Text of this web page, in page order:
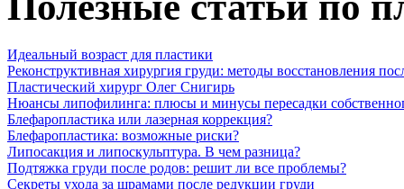
Идеальный возраст для пластики
Реконструктивная хирургия груди: методы восстановления
Пластический хирург Олег Снигирь
Нюансы липофилинга: плюсы и минусы пересадки
Блефаропластика или лазерная коррекция?
Блефаропластика: возможные риски?
Липосакция и липоскульптура. В чем разница?
Подтяжка груди после родов: решит ли все проблемы?
Секреты ухода за шрамами после редукции груди